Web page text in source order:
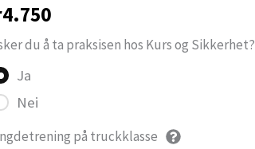
4.750
du å ta praksisen hos Kurs og Sikkerhet?
Ja
Nei
på truckklasse